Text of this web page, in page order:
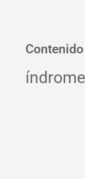
Contenido